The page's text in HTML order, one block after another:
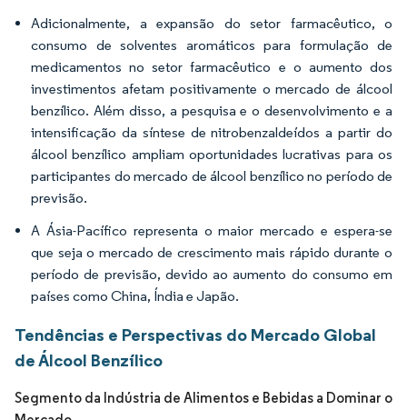
Adicionalmente, a expansão do setor farmacêutico, o
consumo de solventes aromáticos para formulação de
medicamentos no setor farmacêutico e o aumento dos
investimentos afetam positivamente o mercado de álcool
benzílico. Além disso, a pesquisa e o desenvolvimento e a
intensificação da síntese de nitrobenzaldeídos a partir do
álcool benzílico ampliam oportunidades lucrativas para os
participantes do mercado de álcool benzílico no período de
previsão.
A Ásia-Pacífico representa o maior mercado e espera-se
que seja o mercado de crescimento mais rápido durante o
período de previsão, devido ao aumento do consumo em
países como China, Índia e Japão.
Tendências e Perspectivas do Mercado Global
de Álcool Benzílico
Segmento da Indústria de Alimentos e Bebidas a Dominar o